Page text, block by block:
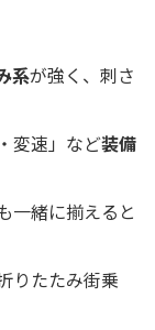
系が強く、刺さ
変速」など装備
一緒に揃えると
りたたみ街乗